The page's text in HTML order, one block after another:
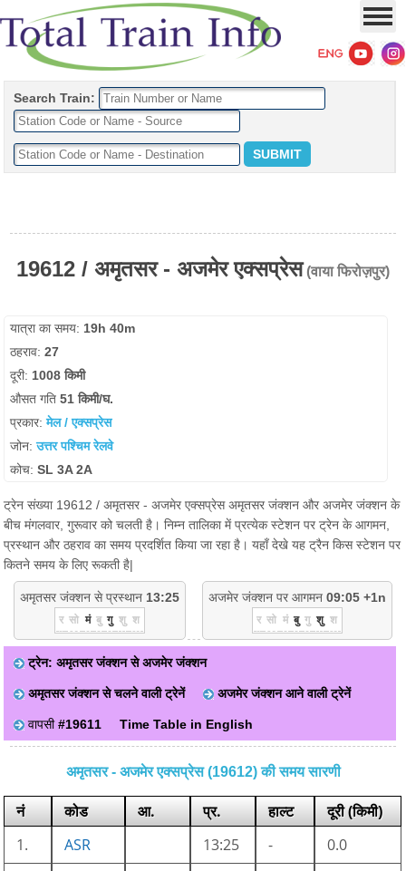
Search Train:
19612 / अमृतसर - अजमेर एक्सप्रेस (वाया फिरोज़पुर)
यात्रा का समय: 19h 40m
ठहराव:27
दूरी: 1008 किमी
औसत गति51 किमी/घ.
प्रकार:मेल / एक्सप्रेस
जोन:उत्तर पश्चिम रेलवे
कोच:SL 3A 2A
ट्रेन संख्या 19612 / अमृतसर - अजमेर एक्सप्रेस अमृतसर जंक्शन और अजमेर जंक्शन के
बीच मंगलवार, गुरूवार को चलती है। निम्न तालिका में प्रत्येक स्टेशन पर ट्रेन के आगमन,
प्रस्थान और ठहराव का समय प्रदर्शित किया जा रहा है। यहाँ देखे यह ट्रैन किस स्टेशन पर
कितने समय के लिए रूकती है|
अमृतसर जंक्शन से प्रस्थान 13:25
र सो मं बु गु शु श
अजमेर जंक्शन पर आगमन 09:05 +1n
र सो मं बु गु शु श
ट्रेन: अमृतसर जंक्शन से अजमेर जंक्शन
अमृतसर जंक्शन से चलने वाली ट्रेनें अजमेर जंक्शन आने वाली ट्रेनें
वापसी#19611 Time Table in English
अमृतसर - अजमेर एक्सप्रेस (19612) की समय सारणी
नं कोड आ. प्र. हाल्ट
दूरी (किमी)
1.
ASR 13:25 -
0.0